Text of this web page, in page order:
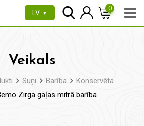
LV ▼
0
Veikals
Suņi Barība
Konservēta
Zirga gaļas mitrā barība